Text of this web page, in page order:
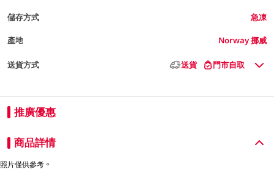
儲存方式 急凍
產地 Norway 挪威
送貨方式 送貨 門市自取
推廣優惠
商品詳情
照片僅供參考。